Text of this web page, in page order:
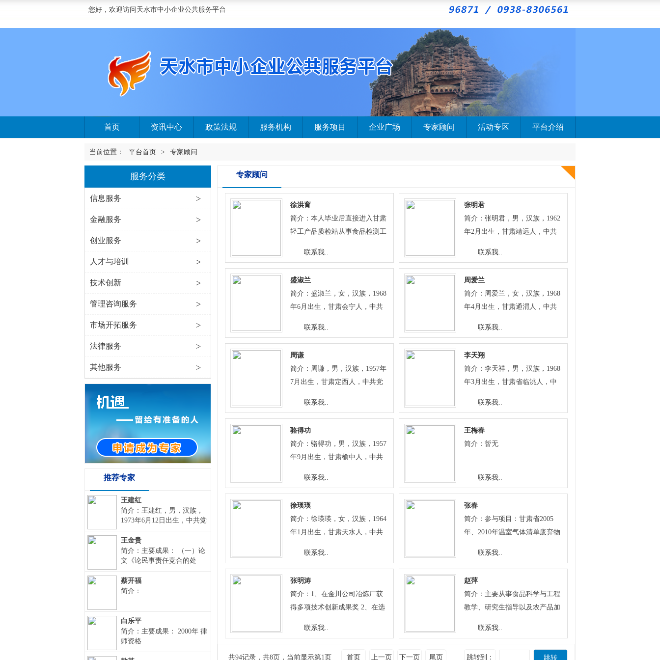
您好，欢迎访问天水市中小企业公共服务平台
首页 资讯中心 政策法规 服务机构 服务项目 企业广场 专家顾问 活动专区 平台介绍
当前位置： 平台首页 > 专家顾问
服务分类
>
信息服务
>
金融服务
>
创业服务
>
人才与培训
>
技术创新
>
管理咨询服务
>
市场开拓服务
>
法律服务
>
其他服务
推荐专家
王建红
简介：王建红，男，汉族，
1973年6月12日出生，中共党
业，毕业于国家法官学院。
现在甘肃培信律师事务所工
作，职务为主任。联系电话
2077843330@qq.com,通讯地
址：定西市安定区中华路64
议、工伤，民商事纠纷有所
专业。
王金贵
简介：主要成果： （一）论
文《论民事责任竞合的处
四届理论研讨会优秀论文一
等奖。（二）论文《试论法
五十周年学术交流一等奖；
（三）2002年论文《谈对立
体商标的司法审查》发表于
蔡开福
简介：
白乐平
简介：主要成果： 2000年 律
师资格
专家顾问
徐洪育
简介：本人毕业后直接进入甘肃
轻工产品质检站从事食品检测工
联系我..
张明君
简介：张明君，男，汉族，1962
年2月出生，甘肃靖远人，中共
产商会会长，定西市规划局专家
委员会主任委员，安定区人大代
表。现任甘肃省定西市广厦建筑
安装工程有限责任公司董事长、
总经理。 完成了广厦“温馨家
园”、“阳光家园”，“新城佳苑”等
商住项目的开发建设，联合开发
了定西市交运集团住宅小区、建
方米。主持完成了广厦供热站的
筹建和集中供热工程，总供热容
量45万平方米，目前供热面积约
35万平方米。主持完成了“广厦
委员，参与完成了定西市和市辖
六县一区城市建设规划纲要评
审、总规评审、控制性规划评
审，以及重大项目方案评审等，
提出了具有建设性的评审意见，
为建设新型 、环保性现代化城市
做出了应有贡献。2008年和2012
年等关键年度，在《定西日报》
发展趋势，正确引导我市房地产
第七、第八批市管拔尖人才，
联系我..
盛淑兰
简介：盛淑兰，女，汉族，1968
年6月出生，甘肃会宁人，中共
现任定西市第一中学校长。 长期
从事教育教学和管理工作，无论
在哪个岗位，她都以扎实的工作
作风和出色的工作成绩赢得了教
职工、学生和社会的好评。在工
作中，她以身作则、率先垂范，
以实际行动感召着师生。在学校
管理中，她积极完善学校各项规
提高科学管理水平。同时，她积
极倡导有利于教师专业发展和学
生创新精神和实践能力培养的有
效模式，取得了显著成绩。 先后
在省级以上刊物发表“西部地区
<诗经>语言浅析”、“贫困地区发
展普通高中教育的再思考”、“职
业教育集团化办学体制机制的探
索与实践”等多篇教育教学论
文。作为编委会副主任撰写的
联系我..
周爱兰
简介：周爱兰，女，汉族，1968
年4月出生，甘肃通渭人，中共
委会常务委员，市民营科技企业
协会常务理事，市青年企业家协
会副会长、市巾帼创业者协会副
会长。现任定西市爱兰薯业有限
责任公司执行董事。 在农技推广
工作的二十余年里，先后主持和
参与完成农业科研及推广项目七
证的基础上，确定攻关方向，发
挥自己的聪明才智，创办了“甘
肃爱兰马铃薯种业有限责任公
司”，成为全市第一家由农业科
技人员创办的民营科技企业，年
估算累计推广马铃薯一级种面积
1500万亩，增产马铃薯750万
吨，新增纯收入75亿元。基地每
年安置下岗职工和农民工520人
以上，支付工资600万元以上，
年培训农民3600人次以上，极大
联系我..
周谦
简介：周谦，男，汉族，1957年
7月出生，甘肃定西人，中共党
直从事小麦新品种选育及推广工
作，选育出冬小麦定鉴2号、中
旱110、定鉴6号、陇中1号、陇
中2号等新品种。 获得各类成果
奖励24项，其中获省科技进步一
等奖1项、二等奖1项、三等奖5
项，全国农牧渔业丰收三等奖1
项，第四届中国技术市场金桥奖
奖8项、三等奖2项，省农牧渔业
丰收三等奖5项，2012年获国家
发明专利1项，省级科技鉴定成
果3项。在《干旱地区农业研
究》等刊物发表论文26篇，其中
联系我..
李天翔
简介：李天祥，男，汉族，1968
年3月出生，甘肃省临洮人，中
来，认真落实市委市政府关
于“打造黄土高原国家生态文明
项目争取力度，全力实施“五大
工程”即：三北五期防护林建设
工程、天然林保护工程、荒山造
林工程、森林抚育工程和云杉种
苗基地建设工程；强力推进“二
改造；不断夯实“一个基础”即：
森林资源管理。切实推动林带转
型跨越发展，大力推进生态文明
建设。近三年来，带领全站职工
从进入华家岭的三个入口着手，
联系我..
骆得功
简介：骆得功，男，汉族，1957
年9月出生，甘肃榆中人，中共
多项，获省部级科技成果一等奖
1项、二等奖3项、三等奖2项，
市（厅）级科技成果一、二、三
等奖10余项。其中完成的全省协
作攻关项目“甘肃省双千田工
程”，获农业部丰收一等奖（第
10参加人）；完成的全省协作攻
关项目“甘肃中东部一熟制不保
广”，获农业部丰收二等奖（第6
的“旱地豌豆新品种定豌2号
联系我..
王梅春
简介：暂无
联系我..
徐瑛瑛
简介：徐瑛瑛，女，汉族，1964
年1月出生，甘肃天水人，中共
省“降消项目”驻县专家。现任定
西市妇幼保健院院长。 主持完成
的《定西市孕妇缺铁性贫血流行
病学调查及防治研究》科研项
目，2006年获定西市科技进步二
联系我..
张春
简介：参与项目：甘肃省2005
年、2010年温室气体清单废弃物
划；甘肃省2012、2014温室气体
排放清单。 代表作品(论文)
Chun Zhang, etc.
Superparamagnetic functional C@
Fe3O4nanoflowers: Development
and application in acetaminophen
联系我..
张明涛
简介：1、在金川公司冶炼厂获
得多项技术创新成果奖 2、在选
联系我..
赵萍
简介：主要从事食品科学与工程
教学、研究生指导以及农产品加
联系我..
共94记录，共8页，当前显示第1页 首页 上一页 下一页 尾页 跳转到：